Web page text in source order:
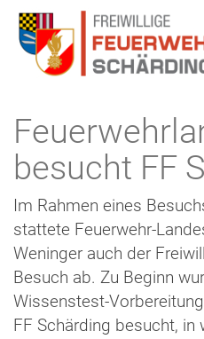
besucht FF
Im Rahmen eines
stattete Feuerwehr-
Weninger auch der
Besuch ab. Zu Beginn
Wissenstest-
FF Schärding besucht, in